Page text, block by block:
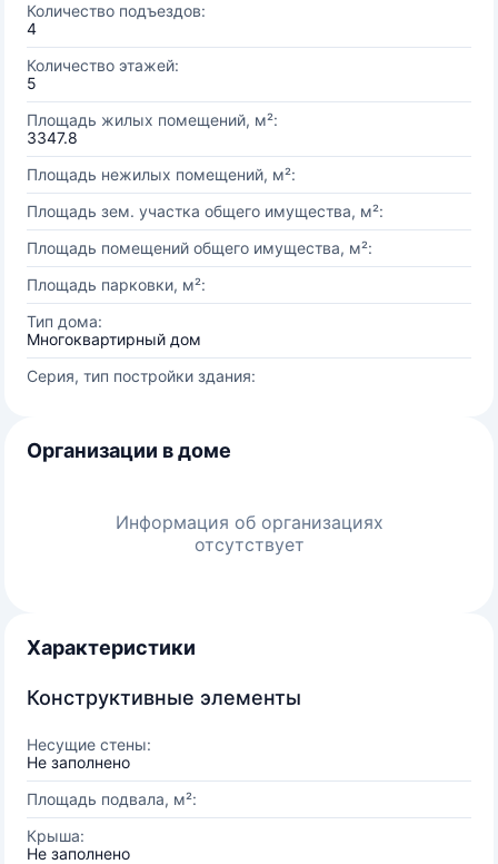
Количество подъездов:
4
Количество этажей:
5
Площадь жилых помещений, м²:
3347.8
Площадь нежилых помещений, м²:
Площадь зем. участка общего имущества, м²:
Площадь помещений общего имущества, м²:
Площадь парковки, м²:
Тип дома:
Многоквартирный дом
Серия, тип постройки здания:
Организации в доме
Информация об организациях
отсутствует
Характеристики
Конструктивные элементы
Несущие стены:
Не заполнено
Площадь подвала, м²:
Крыша:
Не заполнено